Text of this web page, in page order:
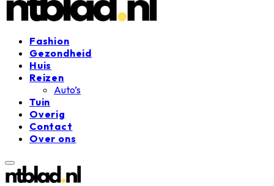
Fashion
Gezondheid
Huis
Reizen
Auto’s
Tuin
Overig
Contact
Over ons